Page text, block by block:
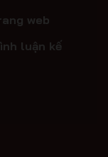
web
luận kế